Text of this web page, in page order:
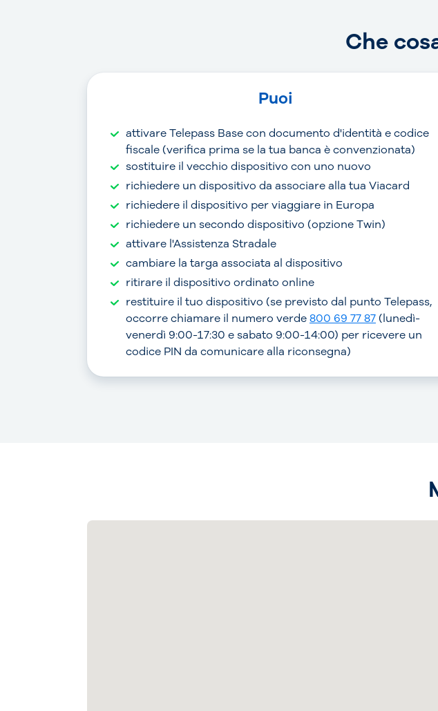
Che
Puoi
attivare Telepass Base con documento d'identità e codice
fiscale (verifica prima se la tua banca è convenzionata)
sostituire il vecchio dispositivo con uno nuovo
richiedere un dispositivo da associare alla tua Viacard
richiedere il dispositivo per viaggiare in Europa
richiedere un secondo dispositivo (opzione Twin)
attivare l'Assistenza Stradale
cambiare la targa associata al dispositivo
ritirare il dispositivo ordinato online
restituire il tuo dispositivo (se previsto dal punto Telepass,
occorre chiamare il numero verde800 69 77 87(lunedì-
venerdì 9:00-17:30 e sabato 9:00-14:00) per ricevere un
codice PIN da comunicare alla riconsegna)